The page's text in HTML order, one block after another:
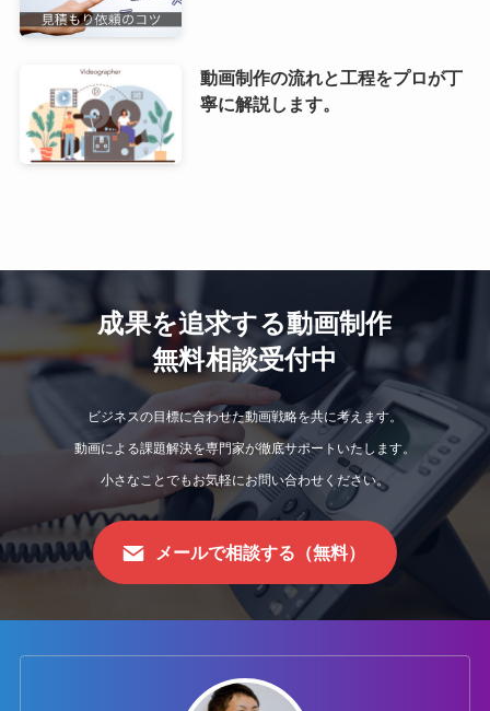
動画制作の流れと工程をプロが丁
寧に解説します。
成果を追求する動画制作
無料相談受付中
ビジネスの目標に合わせた動画戦略を共に考えます。
動画による課題解決を専門家が徹底サポートいたします。
小さなことでもお気軽にお問い合わせください。
メールで相談する（無料）